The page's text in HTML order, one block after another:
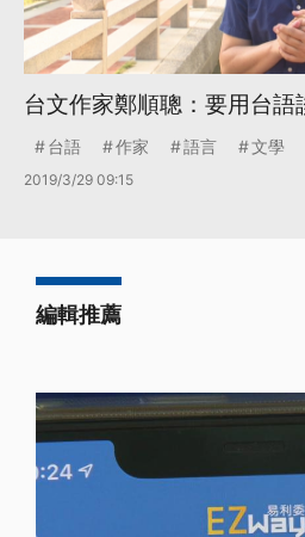
台文作家鄭順聰：要用台語
台語 作家 語言 文學
2019/3/29 09:15
編輯推薦